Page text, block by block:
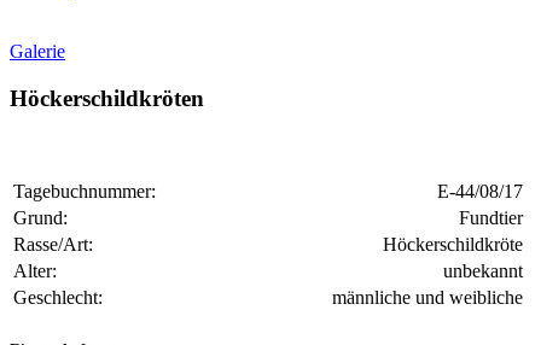
Galerie
Höckerschildkröten
Tagebuchnummer:
E-44/08/17
Grund:
Fundtier
Rasse/Art:
Höckerschildkröte
Alter:
unbekannt
Geschlecht:
männliche und weibliche